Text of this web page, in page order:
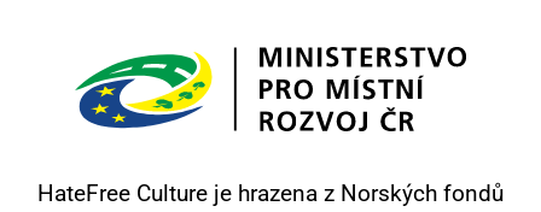
HateFree Culture je hrazena z Norských fondů